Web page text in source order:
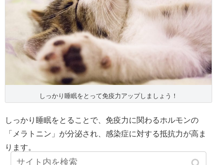
しっかり睡眠をとって免疫力アップしましょう！
しっかり睡眠をとることで、免疫力に関わるホルモンの
「メラトニン」が分泌され、感染症に対する抵抗力が高ま
ります。